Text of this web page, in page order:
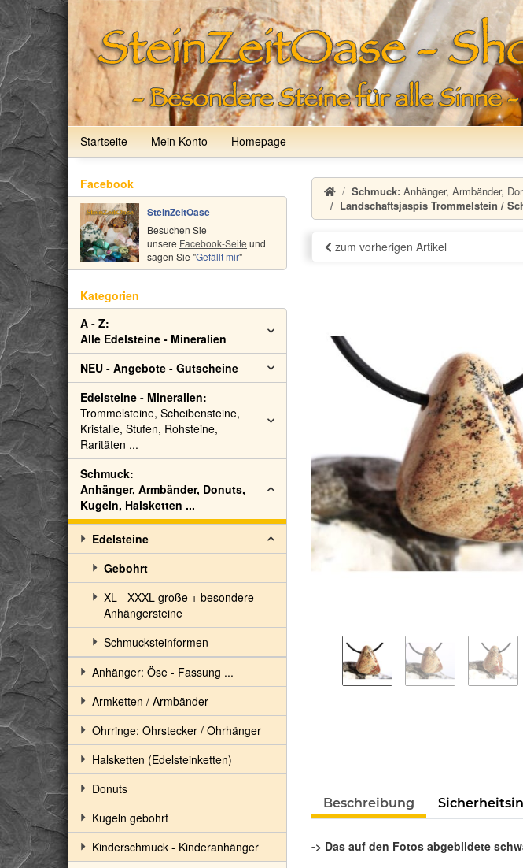
Startseite Mein Konto Homepage
Schmuck: Anhänger, Armbänder,
Landschaftsjaspis Trommelstein /
zum vorherigen Artikel
Beschreibung
-> Das auf den Fotos abgebildete
Facebook
SteinZeitOase
Besuchen Sie
unsere Facebook-Seite und
sagen Sie "Gefällt mir"
Kategorien
A - Z:
Alle Edelsteine - Mineralien
NEU - Angebote - Gutscheine
Edelsteine - Mineralien:
Trommelsteine, Scheibensteine,
Kristalle, Stufen, Rohsteine,
Raritäten ...
Schmuck:
Anhänger, Armbänder, Donuts,
Kugeln, Halsketten ...
Edelsteine
Gebohrt
XL - XXXL große + besondere
Anhängersteine
Schmucksteinformen
Anhänger: Öse - Fassung ...
Armketten / Armbänder
Ohrringe: Ohrstecker / Ohrhänger
Halsketten (Edelsteinketten)
Donuts
Kugeln gebohrt
Kinderschmuck - Kinderanhänger